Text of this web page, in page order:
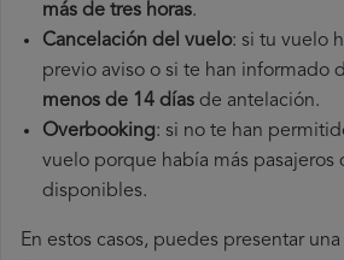
más de tres horas.
Cancelación del vuelo: si tu vuelo
previo aviso o si te han informado
menos de 14 días de antelación.
Overbooking: si no te han
vuelo porque había más pasajeros
disponibles.
En estos casos, puedes presentar una